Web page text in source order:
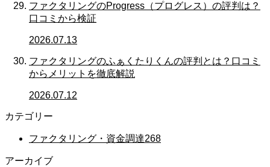
ファクタリングのProgress（プログレス）の評判は？
口コミから検証
2026.07.13
ファクタリングのふぁくたりくんの評判とは？口コミ
からメリットを徹底解説
2026.07.12
カテゴリー
ファクタリング・資金調達268
アーカイブ